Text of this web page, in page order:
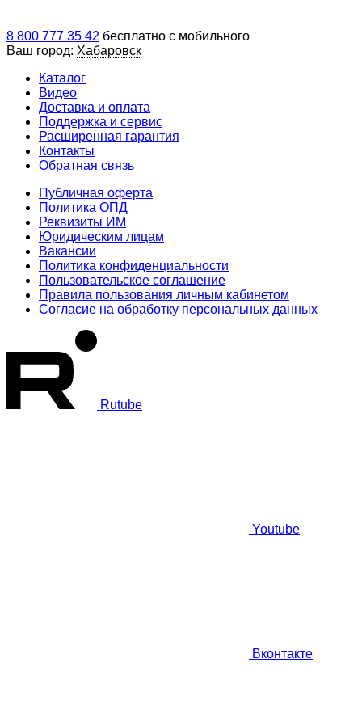
8 800 777 35 42 бесплатно с мобильного
Ваш город: Хабаровск
Каталог
Видео
Доставка и оплата
Поддержка и сервис
Расширенная гарантия
Контакты
Обратная связь
Публичная оферта
Политика ОПД
Реквизиты ИМ
Юридическим лицам
Вакансии
Политика конфиденциальности
Пользовательское соглашение
Правила пользования личным кабинетом
Согласие на обработку персональных данных
Rutube
Youtube
Вконтакте